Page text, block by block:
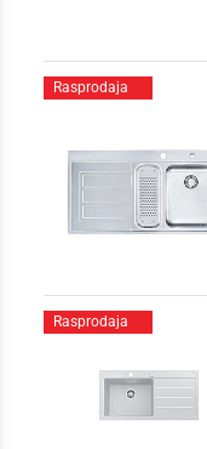
Rasprodaja
Rasprodaja